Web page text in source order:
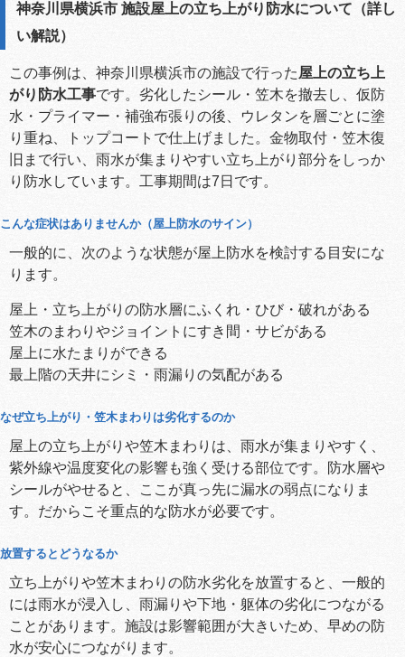
神奈川県横浜市 施設屋上の立ち上がり防水について（詳し
い解説）
この事例は、神奈川県横浜市の施設で行った屋上の立ち上
がり防水工事です。劣化したシール・笠木を撤去し、仮防
水・プライマー・補強布張りの後、ウレタンを層ごとに塗
り重ね、トップコートで仕上げました。金物取付・笠木復
旧まで行い、雨水が集まりやすい立ち上がり部分をしっか
り防水しています。工事期間は7日です。
こんな症状はありませんか（屋上防水のサイン）
一般的に、次のような状態が屋上防水を検討する目安にな
ります。
屋上・立ち上がりの防水層にふくれ・ひび・破れがある
笠木のまわりやジョイントにすき間・サビがある
屋上に水たまりができる
最上階の天井にシミ・雨漏りの気配がある
なぜ立ち上がり・笠木まわりは劣化するのか
屋上の立ち上がりや笠木まわりは、雨水が集まりやすく、
紫外線や温度変化の影響も強く受ける部位です。防水層や
シールがやせると、ここが真っ先に漏水の弱点になりま
す。だからこそ重点的な防水が必要です。
放置するとどうなるか
立ち上がりや笠木まわりの防水劣化を放置すると、一般的
には雨水が浸入し、雨漏りや下地・躯体の劣化につながる
ことがあります。施設は影響範囲が大きいため、早めの防
水が安心につながります。